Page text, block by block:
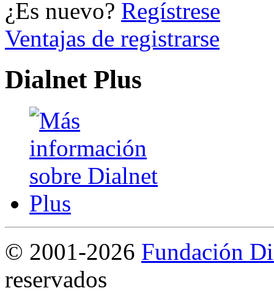
¿Es nuevo? Regístrese
Ventajas de registrarse
Dialnet Plus
© 2001-2026 Fundación
reservados